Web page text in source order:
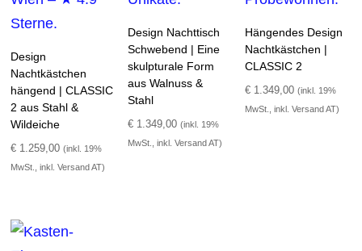
Design
Nachtkästchen
hängend | CLASSIC
2 aus Stahl &
Wildeiche
€ 1.259,00 (inkl. 19%
MwSt., inkl. Versand AT)
Design Nachttisch
Schwebend | Eine
skulpturale Form
aus Walnuss &
Stahl
€ 1.349,00 (inkl. 19%
MwSt., inkl. Versand AT)
Hängendes Design
Nachtkästchen |
CLASSIC 2
€ 1.349,00 (inkl. 19%
MwSt., inkl. Versand AT)